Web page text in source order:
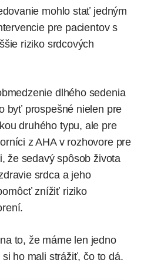
mohlo stať jedným
pre pacientov s
riziko srdcových
dlhého sedenia
byť prospešné nielen pre
druhého typu, ale pre
z AHA v rozhovore pre
že sedavý spôsob života
srdca a jeho
znížiť riziko
to, že máme len jedno
ho mali strážiť, čo to dá.